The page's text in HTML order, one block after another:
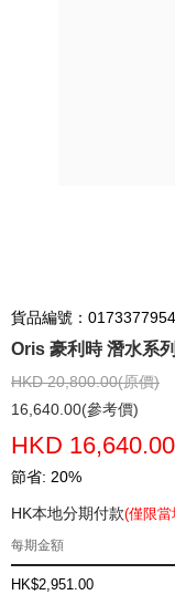
貨品編號：
Oris 豪利時 潛水系
HKD 20,800.00(原價)
16,640.00(參考價)
HKD 16,640.00
節省: 20%
HK本地分期付款(僅限
每期金額
HK$2,951.00